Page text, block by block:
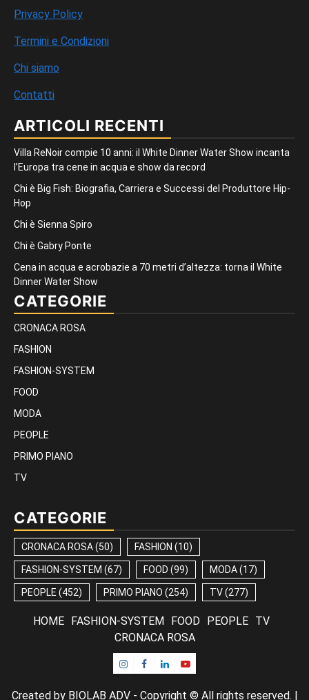
Privacy Policy
Termini e Condizioni
Chi siamo
Contatti
ARTICOLI RECENTI
Villa ReNoir compie 10 anni: il White Dinner Water Show incanta
l’Europa tra cene in acqua e show da record
Chi è Big Fish: Biografia, Carriera e Successi del Produttore Hip-
Hop
Chi è Sienna Spiro
Chi è Gabry Ponte
Cena in acqua e acrobazie a 70 metri d’altezza: torna il White
Dinner Water Show
CATEGORIE
CRONACA ROSA
FASHION
FASHION-SYSTEM
FOOD
MODA
PEOPLE
PRIMO PIANO
TV
CATEGORIE
CRONACA ROSA(50) FASHION (10)
FASHION-SYSTEM (67) FOOD (99) MODA(17)
PEOPLE (452) PRIMO PIANO (254) TV(277)
HOME FASHION-SYSTEM FOOD PEOPLE
TV
CRONACA ROSA
Instagram
Facebook
LinkedinYoutube
Created by BIOLAB ADV - Copyright © All rights reserved. |